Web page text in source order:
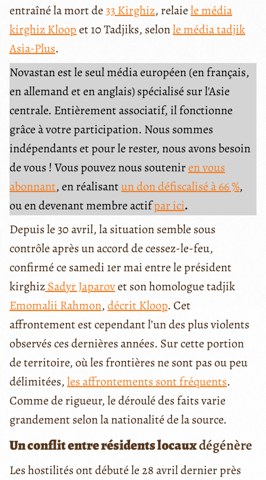
entraîné la mort de33 Kirghiz, relaiele média
kirghiz Kloopet 10 Tadjiks, selonle média tadjik
Asia-Plus.
Novastan est le seul média européen (en français,
en allemand et en anglais) spécialisé sur l'Asie
centrale. Entièrement associatif, il fonctionne
grâce à votre participation. Nous sommes
indépendants et pour le rester, nous avons besoin
de vous ! Vous pouvez nous souteniren vous
abonnant, en réalisantun don défiscalisé à 66 %,
ou en devenant membre actifpar ici.
Depuis le 30 avril, la situation semble sous
contrôle après un accord de cessez-le-feu,
confirmé ce samedi 1er mai entre le président
kirghizSadyr Japarovet son homologue tadjik
Emomalii Rahmon,décrit Kloop. Cet
affrontement est cependant l’un des plus violents
observés ces dernières années. Sur cette portion
de territoire, où les frontières ne sont pas ou peu
délimitées,les affrontements sont fréquents.
Comme de rigueur, le déroulé des faits varie
grandement selon la nationalité de la source.
Un conflit entre résidents locauxdégénère
Les hostilités ont débuté le 28 avril dernier près